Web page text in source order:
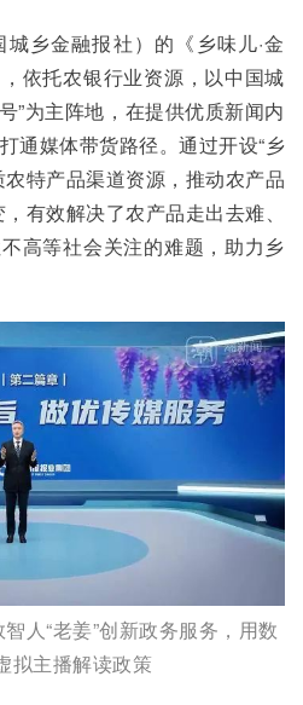
乡金融报社）的《乡味儿·金
依托农银行业资源，以中国城
”为主阵地，在提供优质新闻内
通媒体带货路径。通过开设“乡
特产品渠道资源，推动农产品
有效解决了农产品走出去难、
高等社会关注的难题，助力乡
人“老姜”创新政务服务，用数
拟主播解读政策